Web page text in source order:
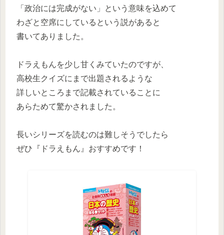
「政治には完成がない」という意味を込めて
わざと空席にしているという説があると
書いてありました。
ドラえもんを少し甘くみていたのですが、
高校生クイズにまで出題されるような
詳しいところまで記載されていることに
あらためて驚かされました。
長いシリーズを読むのは難しそうでしたら
ぜひ『ドラえもん』おすすめです！